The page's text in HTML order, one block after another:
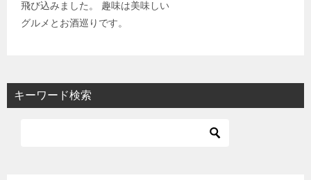
飛び込みました。 趣味は美味しい
グルメとお酒巡りです。
キーワード検索